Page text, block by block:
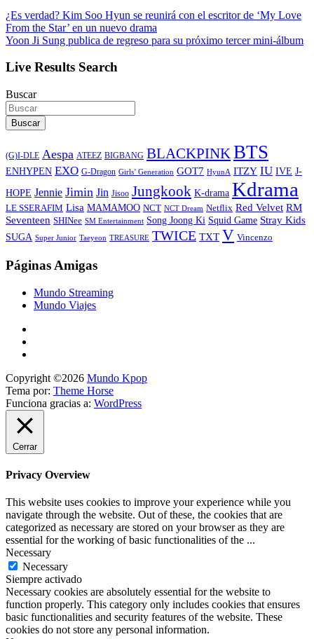
¿Es verdad? Kim Soo Hyun se reunirá con el escritor de ‘My Love
From the Star’ en un nuevo drama
Yoon Ji Sung publica de regreso para su próximo tercer mini-álbum
Live Results Search
Buscar
Buscar
(G)I-DLE Aespa ATEEZ BIGBANG BLACKPINKBTS
ENHYPEN EXO G-Dragon Girls’ Generation GOT7 HyunA ITZY IU IVE J-
HOPE Jennie Jimin Jin Jisoo Jungkook K-drama Kdrama
LE SSERAFIM Lisa MAMAMOO NCT NCT Dream Netflix Red Velvet RM
Seventeen SHINee SM Entertainment Song Joong Ki Squid Game Stray Kids
SUGA Super Junior Taeyeon TREASURE TWICE TXT V Vincenzo
Páginas Amigas
Mundo Streaming
Mundo Viajes
Copyright ©2026 Mundo Kpop
Tema por: Theme Horse
Funciona gracias a: WordPress
Cerrar
Privacy Overview
This website uses cookies to improve your experience while you
navigate through the website. Out of these, the cookies that are
categorized as necessary are stored on your browser as they are
essential for the working of basic functionalities of the ...
Necessary
Necessary
Siempre activado
Necessary cookies are absolutely essential for the website to
function properly. This category only includes cookies that ensures
basic functionalities and security features of the website. These
cookies do not store any personal information.